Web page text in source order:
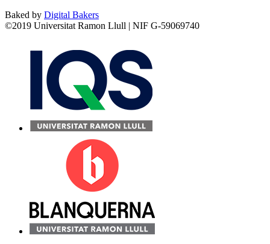
Baked by Digital Bakers
©2019 Universitat Ramon Llull | NIF G-59069740